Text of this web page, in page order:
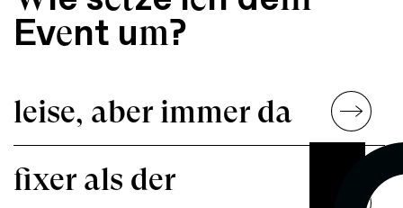
Event um?
leise, aber immer da
fixer als der